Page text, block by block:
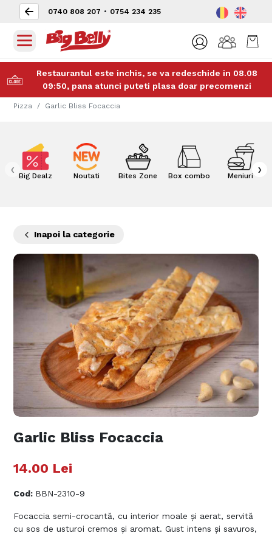
0740 808 207 • 0754 234 235
Restaurantul este inchis, se va redeschide in 08.08
09:50, pana atunci puteti plasa doar precomenzi
Pizza Garlic Bliss Focaccia
Big Dealz Noutati Bites Zone Box combo
Meniuri
‹ ›
Inapoi la categorie
Garlic Bliss Focaccia
14.00 Lei
Cod: BBN-2310-9
Focaccia semi-crocantă, cu interior moale și aerat, servită
cu sos de usturoi cremos și aromat. Gust intens și savuros,